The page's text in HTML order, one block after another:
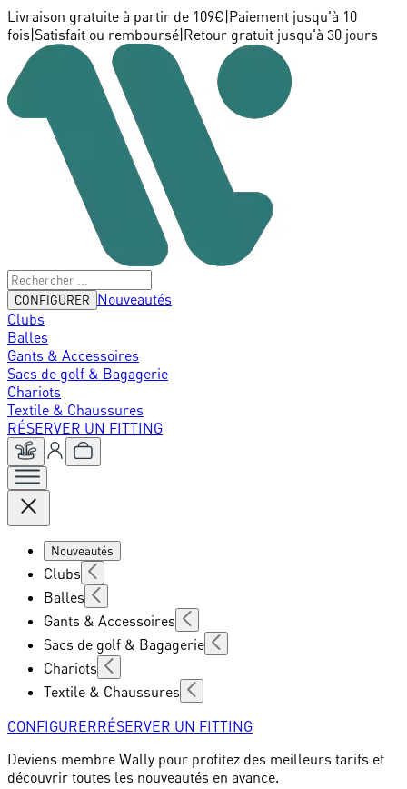
Livraison gratuite à partir de 109€ Paiement jusqu'à 10
fois Satisfait ou remboursé Retour gratuit jusqu'à 30 jours
CONFIGURER
Nouveautés
Clubs
Balles
Gants & Accessoires
Sacs de golf & Bagagerie
Chariots
Textile & Chaussures
RÉSERVER UN FITTING
Nouveautés
Clubs
Balles
Gants & Accessoires
Sacs de golf & Bagagerie
Chariots
Textile & Chaussures
CONFIGURERRÉSERVER UN FITTING
Deviens membre Wally pour profitez des meilleurs tarifs et
découvrir toutes les nouveautés en avance.